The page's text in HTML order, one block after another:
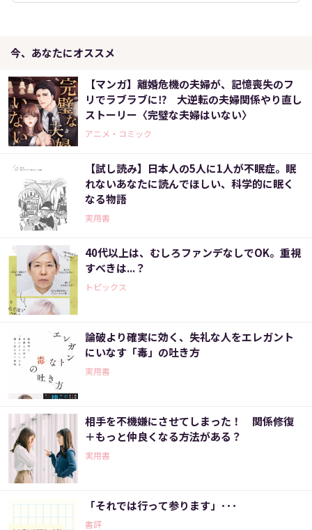
今、あなたにオススメ
【マンガ】離婚危機の夫婦が、記憶喪失のフ
リでラブラブに⁉ 大逆転の夫婦関係やり直し
ストーリー〈完璧な夫婦はいない〉
アニメ・コミック
【試し読み】日本人の5人に1人が不眠症。眠
れないあなたに読んでほしい、科学的に眠く
なる物語
実用書
40代以上は、むしろファンデなしでOK。重視
すべきは...？
トピックス
論破より確実に効く、失礼な人をエレガント
にいなす「毒」の吐き方
実用書
相手を不機嫌にさせてしまった！ 関係修復
＋もっと仲良くなる方法がある？
実用書
「それでは行って参ります」･･･
書評